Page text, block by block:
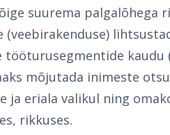
suurema palgalõhega
(veebirakenduse)
tööturusegmentide
mõjutada inimeste
ja eriala valikul ning
rikkuses.